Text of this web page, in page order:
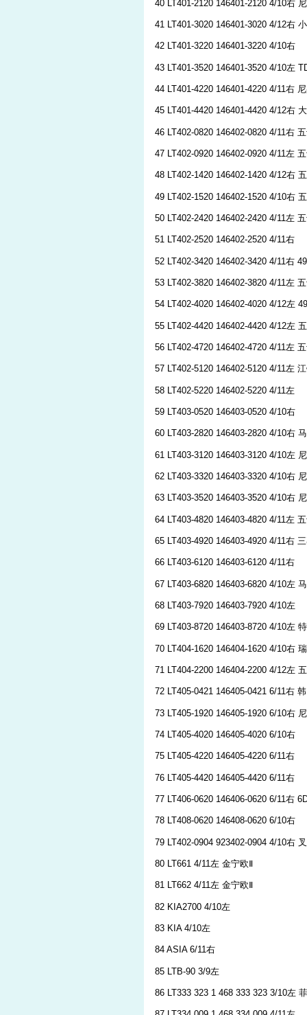
40 LT401-2120 146401-2120 4/10右
41 LT401-3020 146401-3020 4/12右
42 LT401-3220 146401-3220 4/10右
43 LT401-3520 146401-3520 4/10左
44 LT401-4220 146401-4220 4/11右
45 LT401-4420 146401-4420 4/12右
46 LT402-0820 146402-0820 4/11右
47 LT402-0920 146402-0920 4/11左
48 LT402-1420 146402-1420 4/12右
49 LT402-1520 146402-1520 4/10右
50 LT402-2420 146402-2420 4/11左
51 LT402-2520 146402-2520 4/11右
52 LT402-3420 146402-3420 4/11右
53 LT402-3820 146402-3820 4/11左
54 LT402-4020 146402-4020 4/12左
55 LT402-4420 146402-4420 4/12左
56 LT402-4720 146402-4720 4/11左
57 LT402-5120 146402-5120 4/11左
58 LT402-5220 146402-5220 4/11左
59 LT403-0520 146403-0520 4/10右
60 LT403-2820 146403-2820 4/10右
61 LT403-3120 146403-3120 4/10左
62 LT403-3320 146403-3320 4/10右
63 LT403-3520 146403-3520 4/10右
64 LT403-4820 146403-4820 4/11左
65 LT403-4920 146403-4920 4/11右
66 LT403-6120 146403-6120 4/11右
67 LT403-6820 146403-6820 4/10左
68 LT403-7920 146403-7920 4/10左
69 LT403-8720 146403-8720 4/10左
70 LT404-1620 146404-1620 4/10右
71 LT404-2200 146404-2200 4/12左
72 LT405-0421 146405-0421 6/11右
73 LT405-1920 146405-1920 6/10右
74 LT405-4020 146405-4020 6/10右
75 LT405-4220 146405-4220 6/11右
76 LT405-4420 146405-4420 6/11右
77 LT406-0620 146406-0620 6/11右
78 LT408-0620 146408-0620 6/10右
79 LT402-0904 923402-0904 4/10右
80 LT661 4/11左 金宁欧Ⅱ
81 LT662 4/11左 金宁欧Ⅱ
82 KIA2700 4/10左
83 KIA 4/10左
84 ASIA 6/11右
85 LTB-90 3/9左
86 LT333 323 1 468 333 323 3/10左